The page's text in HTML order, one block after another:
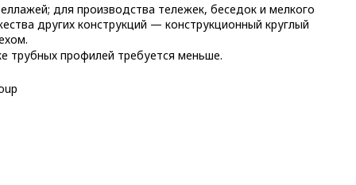
для производства тележек, беседок и мелкого
других конструкций — конструкционный круглый
трубных профилей требуется меньше.